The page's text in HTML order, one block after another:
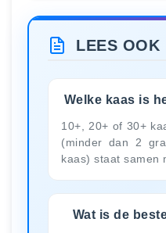
LEES OOK
Welke kaas is
10+, 20+ of 30+
(minder dan 2
kaas) staat samen
Wat is de